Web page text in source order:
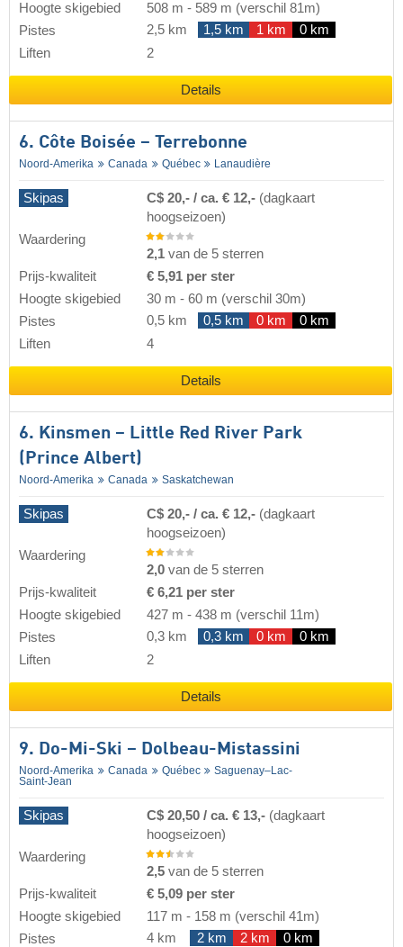
Hoogte skigebied
508 m - 589 m (verschil 81m)
Pistes
2,5 km 1,5 km 1 km
0 km
Liften
2
Details
6. Côte Boisée – Terrebonne
Noord-Amerika Canada Québec Lanaudière
Skipas C$ 20,- / ca. € 12,- (dagkaart
hoogseizoen)
Waardering
2,1 van de 5 sterren
Prijs-kwaliteit
€ 5,91 per ster
Hoogte skigebied
30 m - 60 m (verschil 30m)
Pistes
0,5 km 0,5 km 0 km
0 km
Liften
4
Details
6. Kinsmen – Little Red River Park
(Prince Albert)
Noord-Amerika Canada Saskatchewan
Skipas C$ 20,- / ca. € 12,- (dagkaart
hoogseizoen)
Waardering
2,0 van de 5 sterren
Prijs-kwaliteit
€ 6,21 per ster
Hoogte skigebied
427 m - 438 m (verschil 11m)
Pistes
0,3 km 0,3 km 0 km
0 km
Liften
2
Details
9. Do-Mi-Ski – Dolbeau-Mistassini
Noord-Amerika Canada Québec
Saguenay–Lac-
Saint-Jean
Skipas C$ 20,50 / ca. € 13,- (dagkaart
hoogseizoen)
Waardering
2,5 van de 5 sterren
Prijs-kwaliteit
€ 5,09 per ster
Hoogte skigebied
117 m - 158 m (verschil 41m)
Pistes
4 km 2 km 2 km
0 km